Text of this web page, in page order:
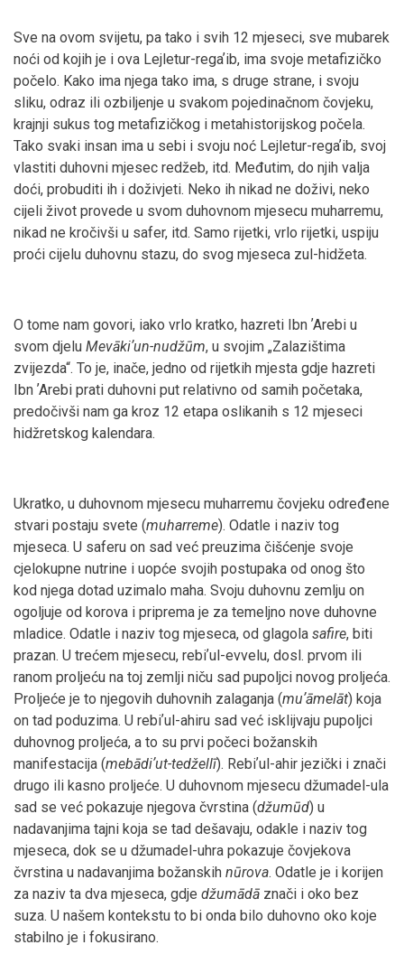
Sve na ovom svijetu, pa tako i svih 12 mjeseci, sve mubarek
noći od kojih je i ova Lejletur-regaʼib, ima svoje metafizičko
počelo. Kako ima njega tako ima, s druge strane, i svoju
sliku, odraz ili ozbiljenje u svakom pojedinačnom čovjeku,
krajnji sukus tog metafizičkog i metahistorijskog počela.
Tako svaki insan ima u sebi i svoju noć Lejletur-regaʼib, svoj
vlastiti duhovni mjesec redžeb, itd. Međutim, do njih valja
doći, probuditi ih i doživjeti. Neko ih nikad ne doživi, neko
cijeli život provede u svom duhovnom mjesecu muharremu,
nikad ne kročivši u safer, itd. Samo rijetki, vrlo rijetki, uspiju
proći cijelu duhovnu stazu, do svog mjeseca zul-hidžeta.
O tome nam govori, iako vrlo kratko, hazreti Ibn ʼArebi u
svom djelu Mevākiʼun-nudžūm, u svojim „Zalazištima
zvijezda“. To je, inače, jedno od rijetkih mjesta gdje hazreti
Ibn ʼArebi prati duhovni put relativno od samih početaka,
predočivši nam ga kroz 12 etapa oslikanih s 12 mjeseci
hidžretskog kalendara.
Ukratko, u duhovnom mjesecu muharremu čovjeku određene
stvari postaju svete (muharreme). Odatle i naziv tog
mjeseca. U saferu on sad već preuzima čišćenje svoje
cjelokupne nutrine i uopće svojih postupaka od onog što
kod njega dotad uzimalo maha. Svoju duhovnu zemlju on
ogoljuje od korova i priprema je za temeljno nove duhovne
mladice. Odatle i naziv tog mjeseca, od glagola safire, biti
prazan. U trećem mjesecu, rebiʼul-evvelu, dosl. prvom ili
ranom proljeću na toj zemlji niču sad pupoljci novog proljeća.
Proljeće je to njegovih duhovnih zalaganja (muʼāmelāt) koja
on tad poduzima. U rebiʼul-ahiru sad već isklijvaju pupoljci
duhovnog proljeća, a to su prvi počeci božanskih
manifestacija (mebādiʼut-tedžellī). Rebiʼul-ahir jezički i znači
drugo ili kasno proljeće. U duhovnom mjesecu džumadel-ula
sad se već pokazuje njegova čvrstina (džumūd) u
nadavanjima tajni koja se tad dešavaju, odakle i naziv tog
mjeseca, dok se u džumadel-uhra pokazuje čovjekova
čvrstina u nadavanjima božanskih nūrova. Odatle je i korijen
za naziv ta dva mjeseca, gdje džumādā znači i oko bez
suza. U našem kontekstu to bi onda bilo duhovno oko koje
stabilno je i fokusirano.